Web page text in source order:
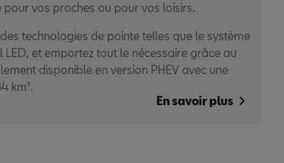
pour vos proches ou pour vos loisirs.
technologies de pointe telles que le système
et emportez tout le nécessaire grâce au
disponible en version PHEV avec une
km¹.
En savoir plus